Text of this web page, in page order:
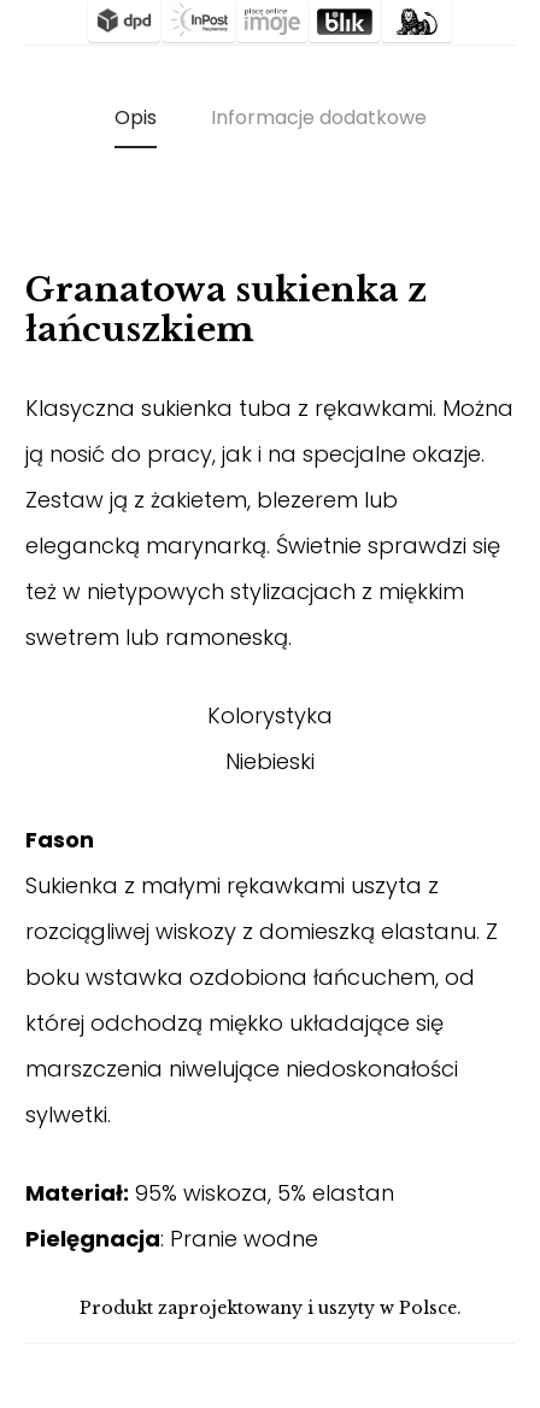
Opis Informacje dodatkowe
Granatowa sukienka z
łańcuszkiem
Klasyczna sukienka tuba z rękawkami. Można
ją nosić do pracy, jak i na specjalne okazje.
Zestaw ją z żakietem, blezerem lub
elegancką marynarką. Świetnie sprawdzi się
też w nietypowych stylizacjach z miękkim
swetrem lub ramoneską.
Kolorystyka
Niebieski
Fason
Sukienka z małymi rękawkami uszyta z
rozciągliwej wiskozy z domieszką elastanu. Z
boku wstawka ozdobiona łańcuchem, od
której odchodzą miękko układające się
marszczenia niwelujące niedoskonałości
sylwetki.
Materiał: 95% wiskoza, 5% elastan
Pielęgnacja: Pranie wodne
Produkt zaprojektowany i uszyty w Polsce.